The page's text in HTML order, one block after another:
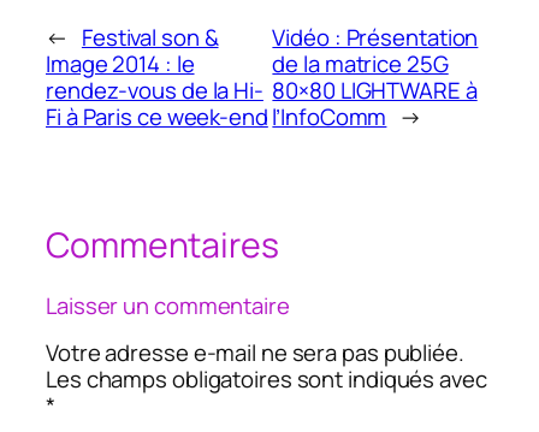
← Festival son &
Image 2014 : le
rendez-vous de la Hi-
Fi à Paris ce week-end
Vidéo : Présentation
de la matrice 25G
80×80 LIGHTWARE à
l’InfoComm →
Commentaires
Laisser un commentaire
Votre adresse e-mail ne sera pas publiée.
Les champs obligatoires sont indiqués avec
*